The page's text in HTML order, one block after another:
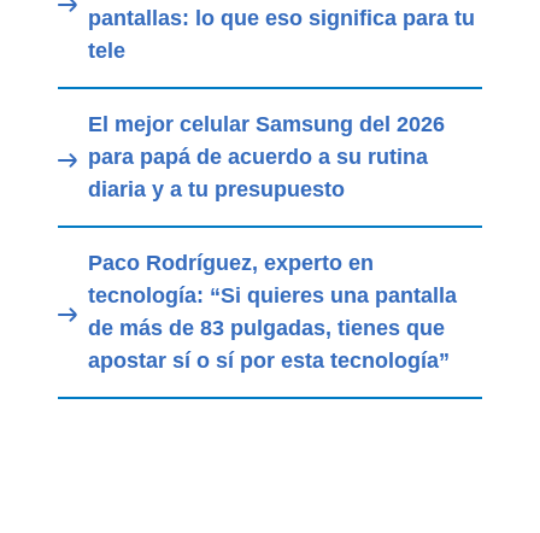
pantallas: lo que eso significa para tu
tele
El mejor celular Samsung del 2026
para papá de acuerdo a su rutina
diaria y a tu presupuesto
Paco Rodríguez, experto en
tecnología: “Si quieres una pantalla
de más de 83 pulgadas, tienes que
apostar sí o sí por esta tecnología”